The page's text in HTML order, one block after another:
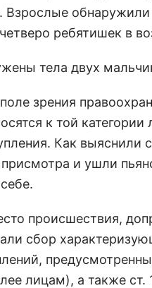
Взрослые
ребятишек в
тела двух
зрения
к той
Как выяснили
и ушли
происшествия,
сбор
лицам), а также ст.